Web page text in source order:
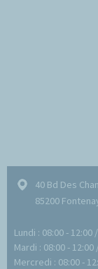
40 Bd Des
85200
Lundi : 08:00 - 12:00
Mardi : 08:00 - 12:00
Mercredi : 08:00 -